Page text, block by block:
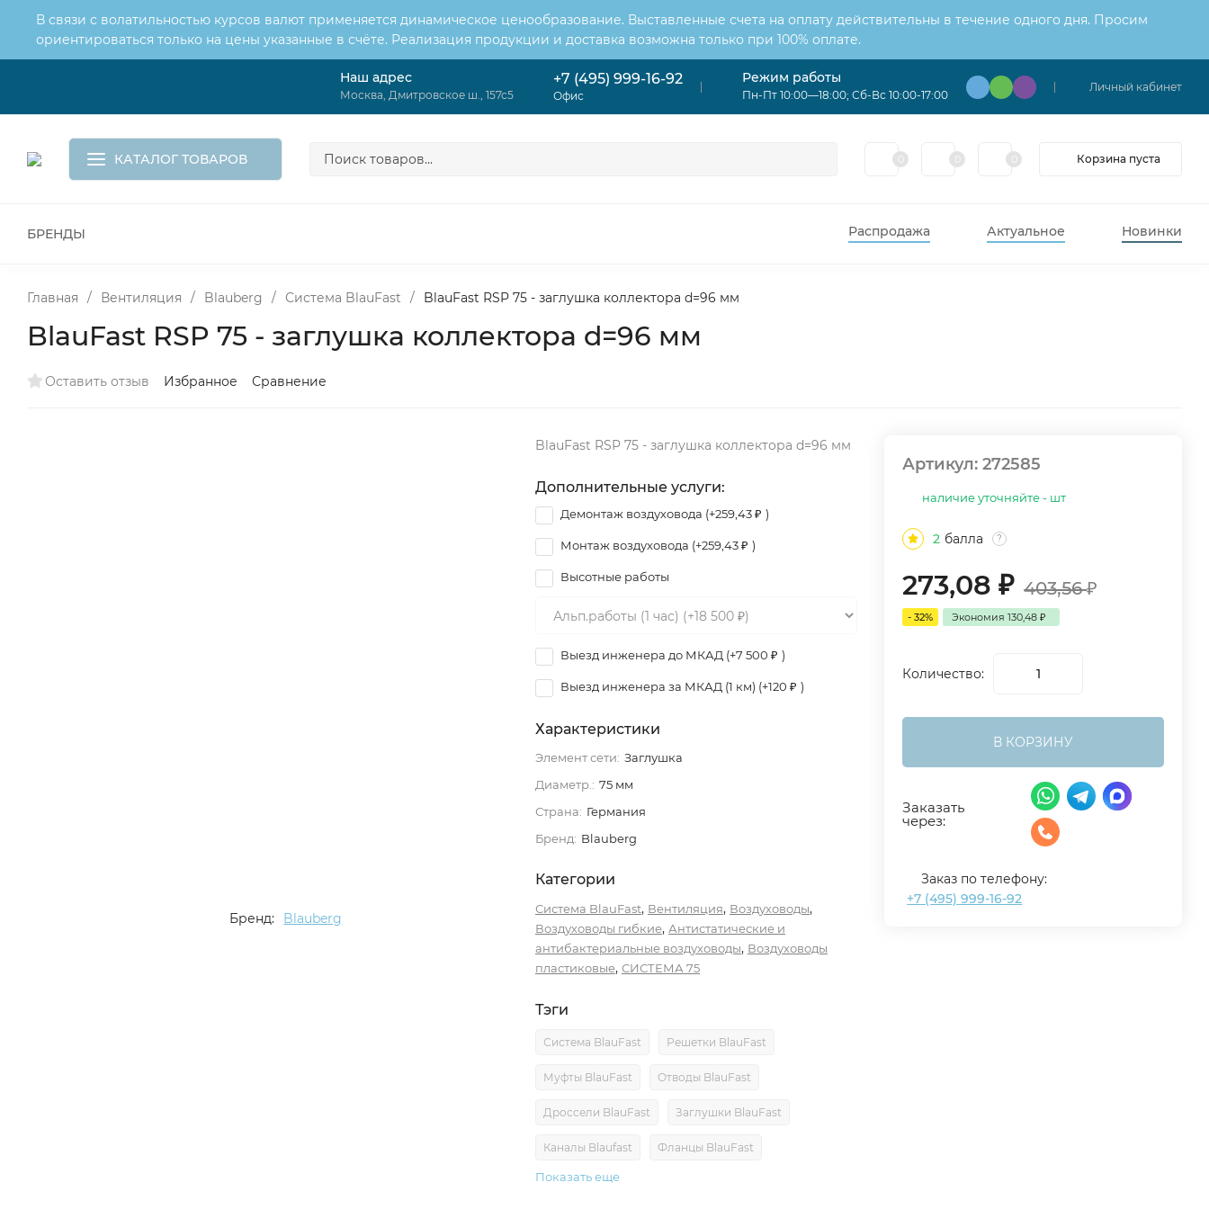
В связи с волатильностью курсов валют применяется динамическое ценообразование. Выставленные счета на оплату действительны в течение одного дня. Просим
ориентироваться только на цены указанные в счёте. Реализация продукции и доставка возможна только при 100% оплате.
Наш адрес
Москва, Дмитровское ш., 157с5
+7 (495) 999-16-92
Офис
Режим работы
Пн-Пт 10:00—18:00; Сб-Вс 10:00-17:00
Личный кабинет
КАТАЛОГ ТОВАРОВ Корзина пуста
БРЕНДЫ Распродажа Актуальное Новинки
Главная / Вентиляция / Blauberg / Система BlauFast / BlauFast RSP 75 - заглушка коллектора d=96 мм
BlauFast RSP 75 - заглушка коллектора d=96 мм
Оставить отзыв Избранное Сравнение
Бренд: Blauberg
BlauFast RSP 75 - заглушка коллектора d=96 мм
Дополнительные услуги:
Демонтаж воздуховода (+259,43₽ )
Монтаж воздуховода (+259,43₽ )
Высотные работы
Выезд инженера до МКАД (+7 500 ₽ )
Выезд инженера за МКАД (1 км) (+120 ₽ )
Характеристики
Элемент сети: Заглушка
Диаметр.: 75 мм
Страна: Германия
Бренд: Blauberg
Категории
Система BlauFast, Вентиляция, Воздуховоды,
Воздуховоды гибкие, Антистатические и
антибактериальные воздуховоды, Воздуховоды
пластиковые, СИСТЕМА 75
Тэги
Система BlauFast Решетки BlauFast
Муфты BlauFast Отводы BlauFast
Дроссели BlauFast Заглушки BlauFast
Каналы Blaufast Фланцы BlauFast
Показать еще
Артикул:272585
наличие уточняйте - шт
2 балла ?
273,08₽ 403,56₽
- 32% Экономия130,48₽
Количество:
В КОРЗИНУ
Заказать
через:
Заказ по телефону:
+7 (495) 999-16-92